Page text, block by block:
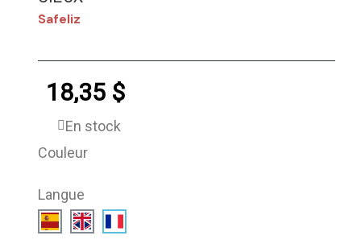
Safeliz
18,35 $
En stock
Couleur
Langue